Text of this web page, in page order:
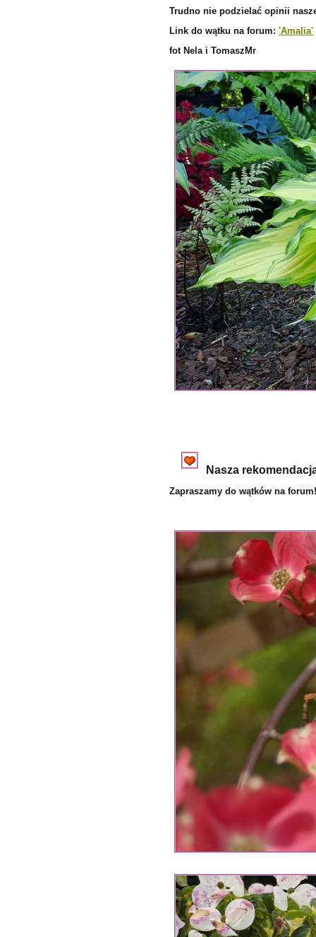
Trudno nie podzielać opinii
Link do wątku na forum: 'Amalia'
fot Nela i TomaszMr
Nasza
Zapraszamy do wątków na forum!